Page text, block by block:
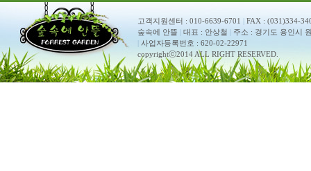
고객지원센터 : 010-6639-6701 | FAX : (031)334-
숲속에 안뜰 | 대표 : 안상철 | 주소 : 경기도 용인시
사업자등록번호 : 620-02-22971
copyrightⓒ2014 ALL RIGHT RESERVED.